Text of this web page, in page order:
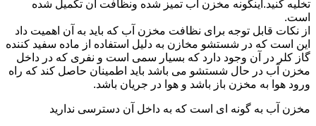
تخلیه کنید.اینگونه مخزن آب تمیز شده ونظافت آن تکمیل شده
است.
از نکات قابل توجه برای نظافت مخزن آب که باید به آن اهمیت داد
این است که در شستشو مخازن به دلیل استفاده از ماده سفید کننده
گاز کلر در آن وجود دارد که بسیار سمی است و نفری که در داخل
مخزن آب در حال شستشو می باشد باید اطمینان حاصل کند که راه
ورود هوا به مخزن باز باشد و هوا در جریان باشد.
مخزن آب به گونه ای است که به داخل آن دسترسی ندارید